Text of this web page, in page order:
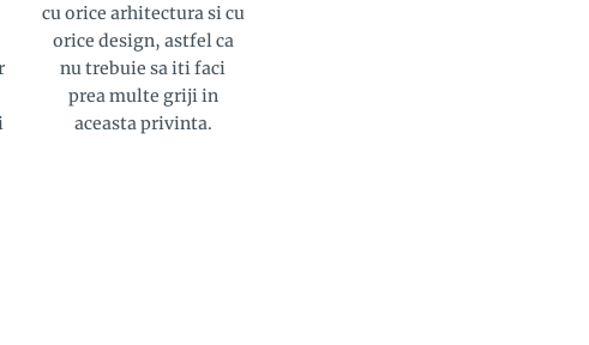
cu orice arhitectura si cu
orice design, astfel ca
nu trebuie sa iti faci
prea multe griji in
aceasta privinta.